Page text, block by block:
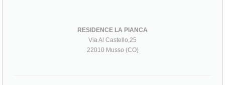
RESIDENCE LA PIANCA
Via Al Castello,25
22010 Musso (CO)